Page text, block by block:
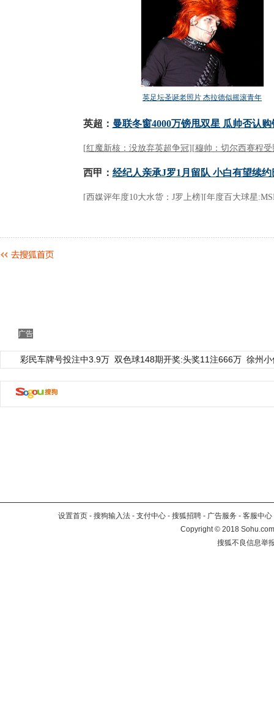
广告
彩民车牌号投注中3.9万 双色球148期开奖:头奖11注666万 徐州
设置首页 - 搜狗输入法 - 支付中心 - 搜狐招聘 - 广告服务 - 客服中心
Copyright©2018
搜狐不良信息举